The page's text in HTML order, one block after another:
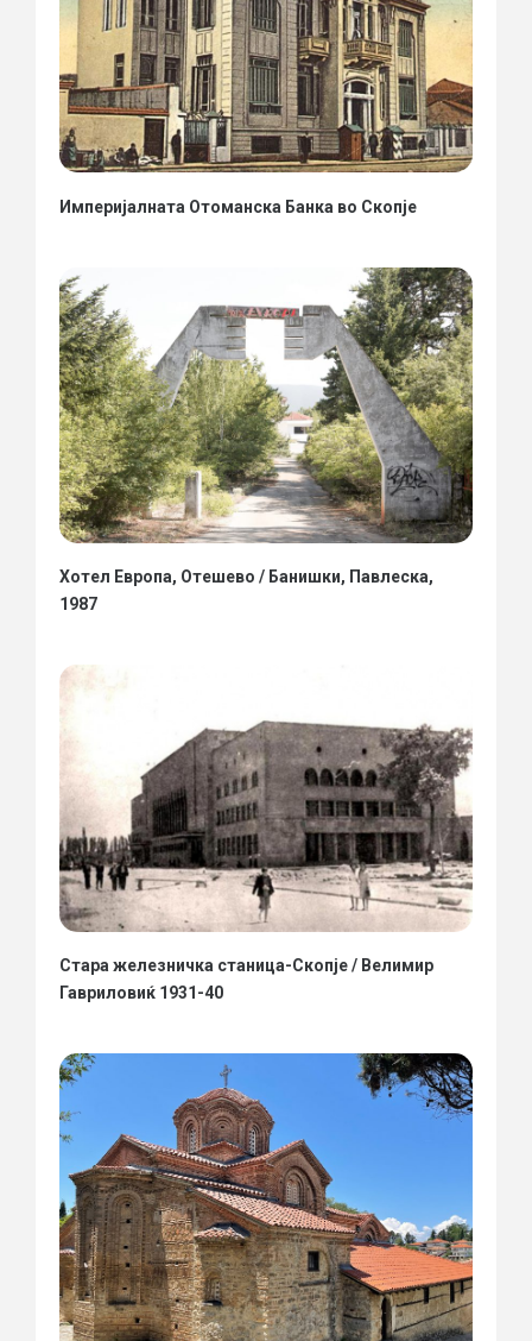
Империјалната Отоманска Банка во Скопје
Хотел Европа, Отешево / Банишки, Павлеска,
1987
Стара железничка станица-Скопје / Велимир
Гавриловиќ 1931-40